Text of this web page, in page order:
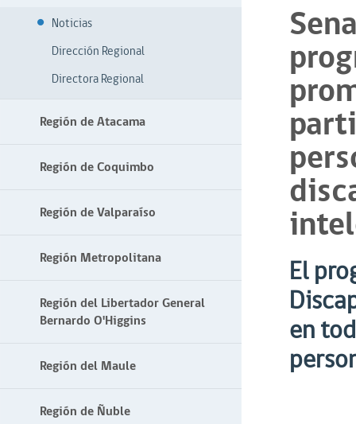
Noticias
Dirección Regional
Directora Regional
Región de Atacama
Región de Coquimbo
Región de Valparaíso
Región Metropolitana
Región del Libertador General
Bernardo O'Higgins
Región del Maule
Región de Ñuble
El
en